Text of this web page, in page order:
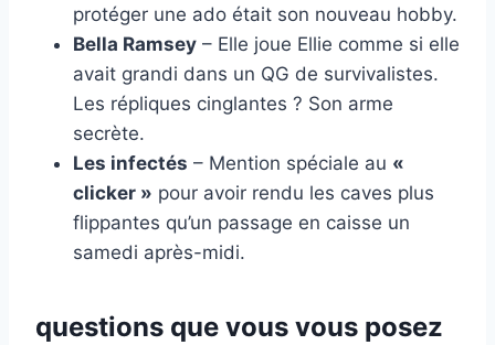
protéger une ado était son nouveau hobby.
Bella Ramsey – Elle joue Ellie comme si elle
avait grandi dans un QG de survivalistes.
Les répliques cinglantes ? Son arme
secrète.
Les infectés – Mention spéciale au «
clicker » pour avoir rendu les caves plus
flippantes qu’un passage en caisse un
samedi après-midi.
questions que vous vous posez